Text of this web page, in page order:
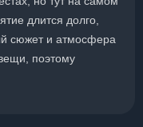
длится долго,
сюжет и атмосфера
поэтому